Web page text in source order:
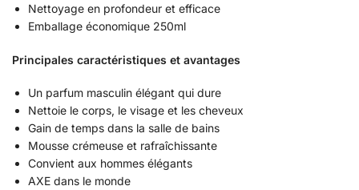
Nettoyage en profondeur et efficace
Emballage économique 250ml
Principales caractéristiques et avantages
Un parfum masculin élégant qui dure
Nettoie le corps, le visage et les cheveux
Gain de temps dans la salle de bains
Mousse crémeuse et rafraîchissante
Convient aux hommes élégants
AXE dans le monde